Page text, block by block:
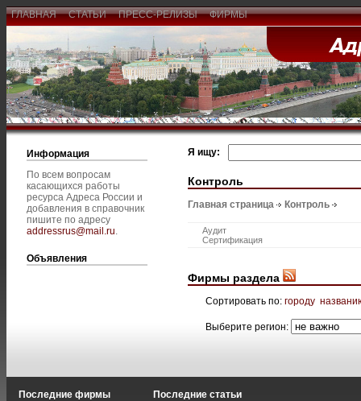
ГЛАВНАЯ СТАТЬИ ПРЕСС-РЕЛИЗЫ ФИРМЫ
Информация
По всем вопросам
касающихся работы
ресурса Адреса России и
добавления в справочник
пишите по адресу
addressrus@mail.ru.
Объявления
Я ищу:
Контроль
Главная страница Контроль
Аудит
Сертификация
Фирмы раздела
Сортировать по: городу
Выберите регион:
Последние фирмы Последние статьи